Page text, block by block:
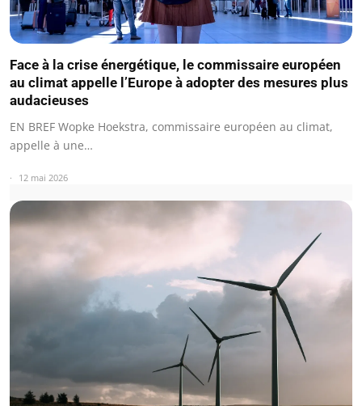
Face à la crise énergétique, le commissaire européen
au climat appelle l’Europe à adopter des mesures plus
audacieuses
EN BREF Wopke Hoekstra, commissaire européen au climat,
appelle à une…
12 mai 2026